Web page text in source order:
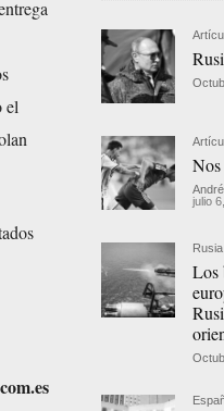
el
julio
Rusia
Los